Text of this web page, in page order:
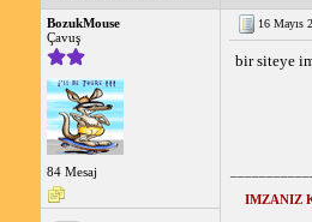
BozukMouse
Çavuş
84 Mesaj
16 Mayıs
bir siteye
IMZANIZ